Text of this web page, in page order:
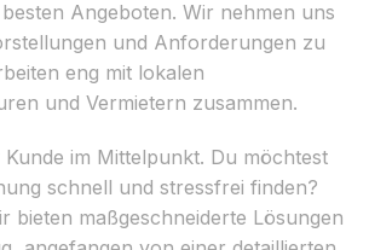
Angeboten. Wir nehmen uns
und Anforderungen zu
eng mit lokalen
und Vermietern zusammen.
im Mittelpunkt. Du möchtest
schnell und stressfrei finden?
bieten maßgeschneiderte Lösungen